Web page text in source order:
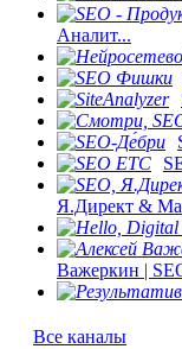
Аналит...
Я.Директ &
Важеркин |
Все каналы